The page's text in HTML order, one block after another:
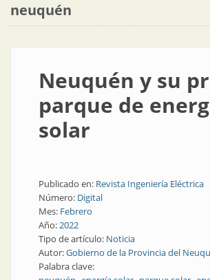
neuquén
Neuquén y su
parque de
solar
Publicado en: Revista Ingeniería Eléctrica
Número: Digital
Mes: Febrero
Año:2022
Tipo de artículo: Noticia
Autor:Gobierno de la Provincia del
Palabra clave: